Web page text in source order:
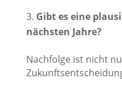
Gibt es eine
nächsten Jahre?
Nachfolge ist nicht